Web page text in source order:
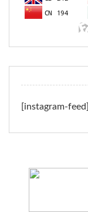
[instagram-feed]